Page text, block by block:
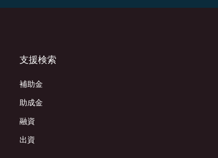
支援検索
補助金
助成金
融資
出資